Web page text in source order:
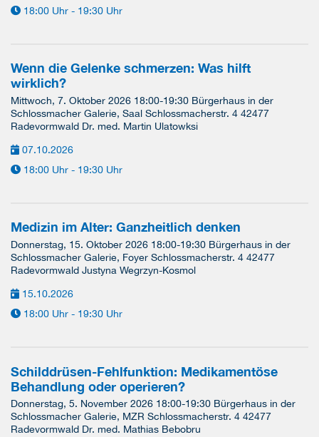
18:00 Uhr - 19:30 Uhr
Wenn die Gelenke schmerzen: Was hilft
wirklich?
Mittwoch, 7. Oktober 2026 18:00-19:30 Bürgerhaus in der
Schlossmacher Galerie, Saal Schlossmacherstr. 4 42477
Radevormwald Dr. med. Martin Ulatowksi
07.10.2026
18:00 Uhr - 19:30 Uhr
Medizin im Alter: Ganzheitlich denken
Donnerstag, 15. Oktober 2026 18:00-19:30 Bürgerhaus in der
Schlossmacher Galerie, Foyer Schlossmacherstr. 4 42477
Radevormwald Justyna Wegrzyn-Kosmol
15.10.2026
18:00 Uhr - 19:30 Uhr
Schilddrüsen-Fehlfunktion: Medikamentöse
Behandlung oder operieren?
Donnerstag, 5. November 2026 18:00-19:30 Bürgerhaus in der
Schlossmacher Galerie, MZR Schlossmacherstr. 4 42477
Radevormwald Dr. med. Mathias Bebobru